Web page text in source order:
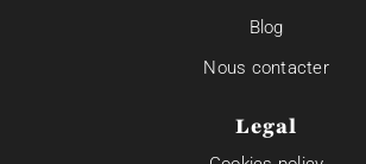
Blog
Nous contacter
Legal